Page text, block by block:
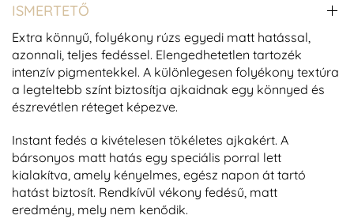
ISMERTETŐ
Extra könnyű, folyékony rúzs egyedi matt hatással,
azonnali, teljes fedéssel. Elengedhetetlen tartozék
intenzív pigmentekkel. A különlegesen folyékony textúra
a legteltebb színt biztosítja ajkaidnak egy könnyed és
észrevétlen réteget képezve.
Instant fedés a kivételesen tökéletes ajkakért. A
bársonyos matt hatás egy speciális porral lett
kialakítva, amely kényelmes, egész napon át tartó
hatást biztosít. Rendkívül vékony fedésű, matt
eredmény, mely nem kenődik.